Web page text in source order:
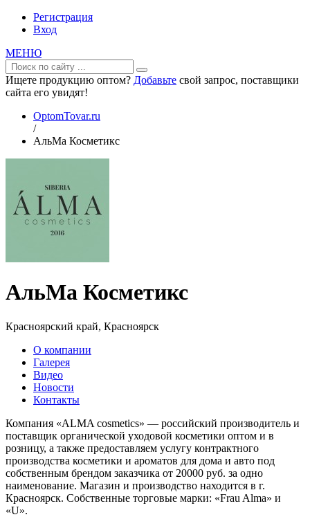
Регистрация
Вход
МЕНЮ
Ищете продукцию оптом? Добавьте свой запрос, поставщики
сайта его увидят!
OptomTovar.ru
/
АльМа Косметикс
АльМа Косметикс
Красноярский край, Красноярск
О компании
Галерея
Видео
Новости
Контакты
Компания «ALMA cosmetics» — российский производитель и
поставщик органической уходовой косметики оптом и в
розницу, а также предоставляем услугу контрактного
производства косметики и ароматов для дома и авто под
собственным брендом заказчика от 20000 руб. за одно
наименование. Магазин и производство находится в г.
Красноярск. Собственные торговые марки: «Frau Alma» и
«U».